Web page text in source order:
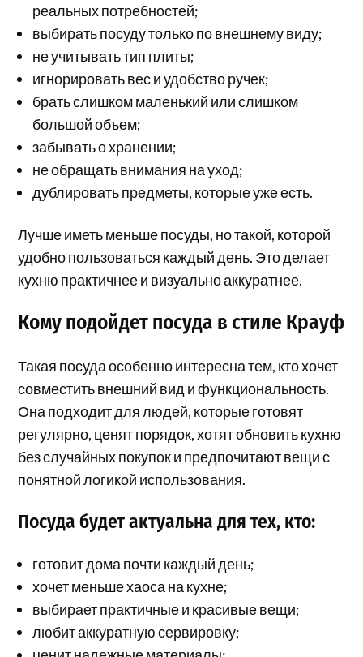
реальных потребностей;
выбирать посуду только по внешнему виду;
не учитывать тип плиты;
игнорировать вес и удобство ручек;
брать слишком маленький или слишком
большой объем;
забывать о хранении;
не обращать внимания на уход;
дублировать предметы, которые уже есть.
Лучше иметь меньше посуды, но такой, которой
удобно пользоваться каждый день. Это делает
кухню практичнее и визуально аккуратнее.
Кому подойдет посуда в стиле Крауф
Такая посуда особенно интересна тем, кто хочет
совместить внешний вид и функциональность.
Она подходит для людей, которые готовят
регулярно, ценят порядок, хотят обновить кухню
без случайных покупок и предпочитают вещи с
понятной логикой использования.
Посуда будет актуальна для тех, кто:
готовит дома почти каждый день;
хочет меньше хаоса на кухне;
выбирает практичные и красивые вещи;
любит аккуратную сервировку;